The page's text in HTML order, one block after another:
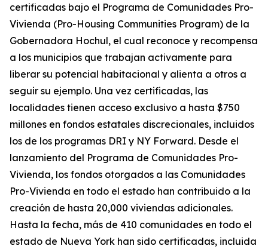
certificadas bajo el Programa de Comunidades Pro-
Vivienda (Pro-Housing Communities Program) de la
Gobernadora Hochul, el cual reconoce y recompensa
a los municipios que trabajan activamente para
liberar su potencial habitacional y alienta a otros a
seguir su ejemplo. Una vez certificadas, las
localidades tienen acceso exclusivo a hasta $750
millones en fondos estatales discrecionales, incluidos
los de los programas DRI y NY Forward. Desde el
lanzamiento del Programa de Comunidades Pro-
Vivienda, los fondos otorgados a las Comunidades
Pro-Vivienda en todo el estado han contribuido a la
creación de hasta 20,000 viviendas adicionales.
Hasta la fecha, más de 410 comunidades en todo el
estado de Nueva York han sido certificadas, incluida